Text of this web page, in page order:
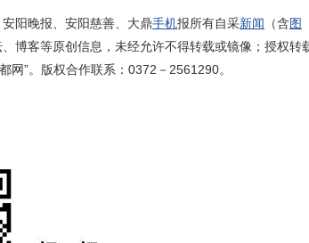
阳晚报、安阳慈善、大鼎手机报所有自采新闻 （含图
博客等原创信息，未经允许不得转载或镜像；授权转
网”。版权合作联系：0372－2561290。